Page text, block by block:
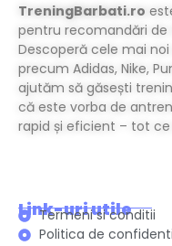
TreningBarbati.ro
pentru recomandări de
Descoperă cele mai
precum Adidas, Nike,
ajutăm să găsești
că este vorba de
rapid și eficient – tot
Link-uri utile
Termeni si conditii
Politica de